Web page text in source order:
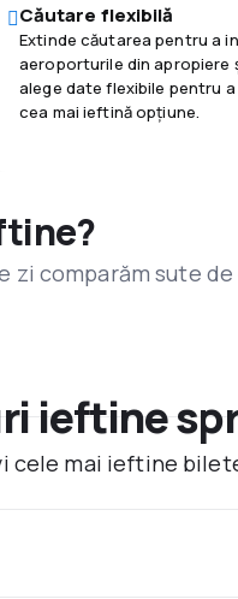
Căutare flexibilă
Extinde căutarea pentru a
aeroporturile din apropiere
alege date flexibile pentru a
cea mai ieftină opțiune.
zi comparăm sute
ieftine
cele mai ieftine